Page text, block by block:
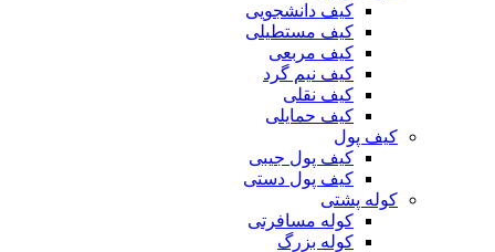
کیف دانشجویی
کیف مستطیلی
کیف مربعی
کیف نیم گرد
کیف نقلی
کیف حمایلی
کیف پول
کیف پول جیبی
کیف پول دستی
کوله پشتی
کوله مسافرتی
کوله بزرگ